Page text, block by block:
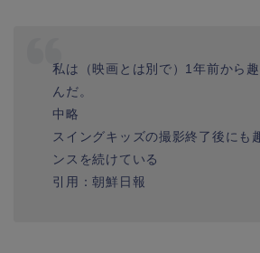
私は（映画とは別で）1年前から
んだ。
中略
スイングキッズの撮影終了後にも
ンスを続けている
引用：朝鮮日報